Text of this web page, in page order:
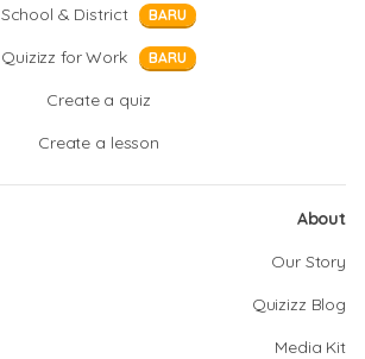
School & District
BARU
Quizizz for Work BARU
Create a quiz
Create a lesson
About
Our Story
Quizizz Blog
Media Kit